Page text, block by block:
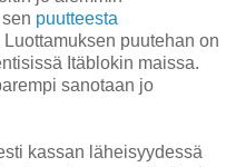
puutteesta
puutehan on
Itäblokin maissa.
sanotaan jo
kassan läheisyydessä